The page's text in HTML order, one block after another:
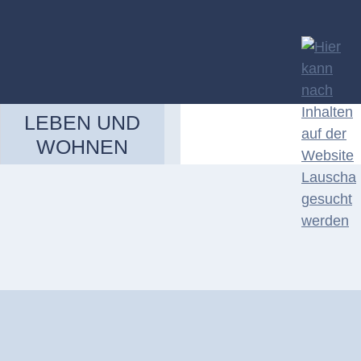
LEBEN UND
WOHNEN